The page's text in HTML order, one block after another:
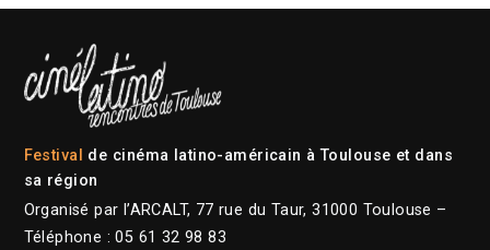
Festival de cinéma latino-américain à Toulouse et dans
sa région
Organisé par l’ARCALT, 77 rue du Taur, 31000 Toulouse –
Téléphone : 05 61 32 98 83